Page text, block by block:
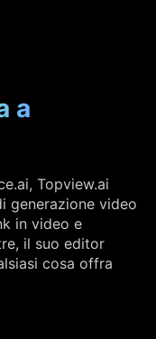
a
Topview.ai
generazione video
in video e
il suo editor
cosa offra